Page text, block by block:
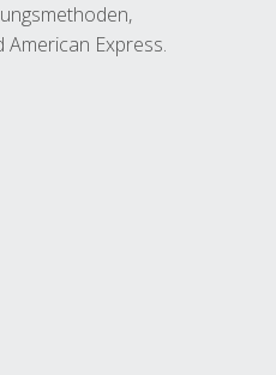
American Express.